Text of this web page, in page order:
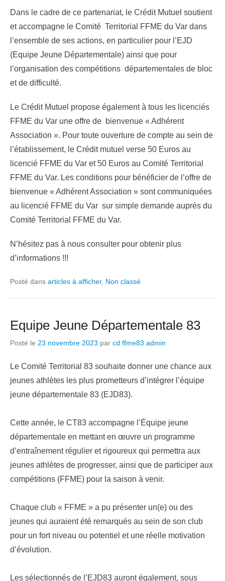
Dans le cadre de ce partenariat, le Crédit Mutuel soutient
et accompagne le Comité Territorial FFME du Var dans
l’ensemble de ses actions, en particulier pour l’EJD
(Equipe Jeune Départementale) ainsi que pour
l’organisation des compétitions départementales de bloc
et de difficulté.
Le Crédit Mutuel propose également à tous les licenciés
FFME du Var une offre de bienvenue « Adhérent
Association ». Pour toute ouverture de compte au sein de
l’établissement, le Crédit mutuel verse 50 Euros au
licencié FFME du Var et 50 Euros au Comité Territorial
FFME du Var. Les conditions pour bénéficier de l’offre de
bienvenue « Adhérent Association » sont communiquées
au licencié FFME du Var sur simple demande auprès du
Comité Territorial FFME du Var.
N’hésitez pas à nous consulter pour obtenir plus
d’informations !!!
Posté dans articles à afficher, Non classé
Equipe Jeune Départementale 83
Posté le 23 novembre 2023 par cd ffme83 admin
Le Comité Territorial 83 souhaite donner une chance aux
jeunes athlètes les plus prometteurs d’intégrer l’équipe
jeune départementale 83 (EJD83).
Cette année, le CT83 accompagne l’Équipe jeune
départementale en mettant en œuvre un programme
d’entraînement régulier et rigoureux qui permettra aux
jeunes athlètes de progresser, ainsi que de participer aux
compétitions (FFME) pour la saison à venir.
Chaque club « FFME » a pu présenter un(e) ou des
jeunes qui auraient été remarqués au sein de son club
pour un fort niveau ou potentiel et une réelle motivation
d’évolution.
Les sélectionnés de l’EJD83 auront également, sous